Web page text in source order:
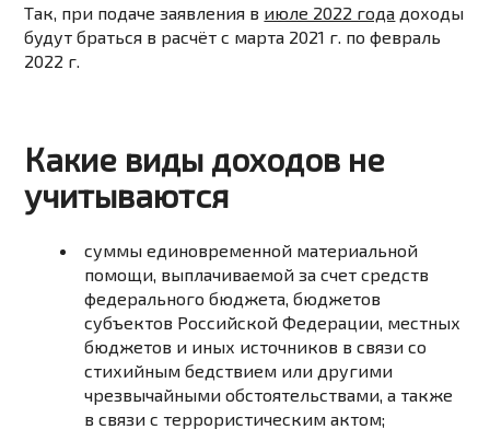
Так, при подаче заявления в июле 2022 года доходы
будут браться в расчёт с марта 2021 г. по февраль
2022 г.
Какие виды доходов не
учитываются
суммы единовременной материальной
помощи, выплачиваемой за счет средств
федерального бюджета, бюджетов
субъектов Российской Федерации, местных
бюджетов и иных источников в связи со
стихийным бедствием или другими
чрезвычайными обстоятельствами, а также
в связи с террористическим актом;